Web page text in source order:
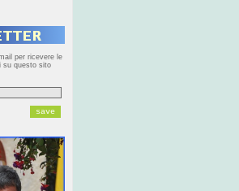
per ricevere le
su questo sito